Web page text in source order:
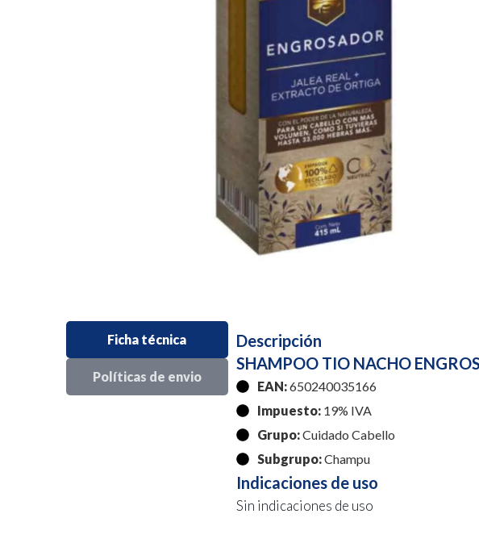
Ficha técnica
Políticas de envio
Descripción
SHAMPOO TIO NACHO
EAN:650240035166
Impuesto:19% IVA
Grupo:Cuidado Cabello
Subgrupo:Champu
Indicaciones de uso
Sin indicaciones de uso